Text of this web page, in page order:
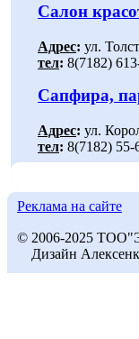
Салон
Адрес: ул.
тел: 8(7182)
Сапфира,
Адрес: ул.
тел: 8(7182) 55-
Реклама на сайте
© 2006-2025
Дизайн